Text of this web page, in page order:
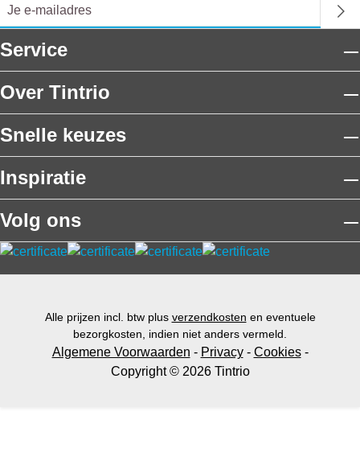
l
o
r
it
e
g
e
b
r
Service
Over Tintrio
Snelle keuzes
Inspiratie
Volg ons
Alle prijzen incl. btw plus verzendkosten en eventuele
bezorgkosten, indien niet anders vermeld.
Algemene Voorwaarden - Privacy- Cookies-
Copyright © 2026 Tintrio